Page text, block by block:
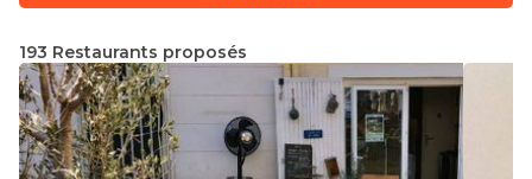
193 Restaurants proposés